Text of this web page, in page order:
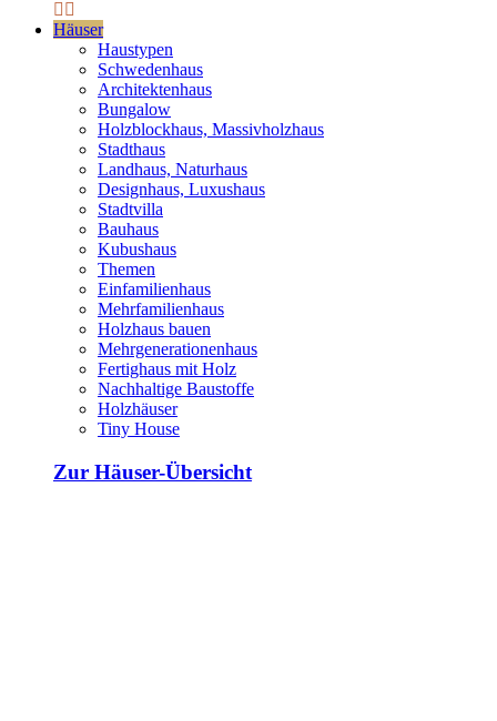
Häuser
Haustypen
Schwedenhaus
Architektenhaus
Bungalow
Holzblockhaus, Massivholzhaus
Stadthaus
Landhaus, Naturhaus
Designhaus, Luxushaus
Stadtvilla
Bauhaus
Kubushaus
Themen
Einfamilienhaus
Mehrfamilienhaus
Holzhaus bauen
Mehrgenerationenhaus
Fertighaus mit Holz
Nachhaltige Baustoffe
Holzhäuser
Tiny House
Zur Häuser-Übersicht